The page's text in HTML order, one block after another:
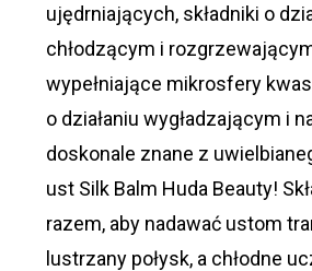
ujędrniających, składniki o
chłodzącym i
wypełniające mikrosfery
o działaniu wygładzającym i
doskonale znane z
ust Silk Balm Huda Beauty!
razem, aby nadawać ustom
lustrzany połysk, a chłodne